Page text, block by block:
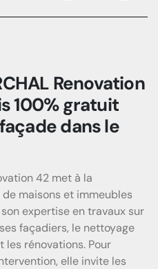
Renovation
100% gratuit
dans le
42 met à la
maisons et immeubles
expertise en travaux sur
façadiers, le nettoyage
les rénovations. Pour
elle invite les